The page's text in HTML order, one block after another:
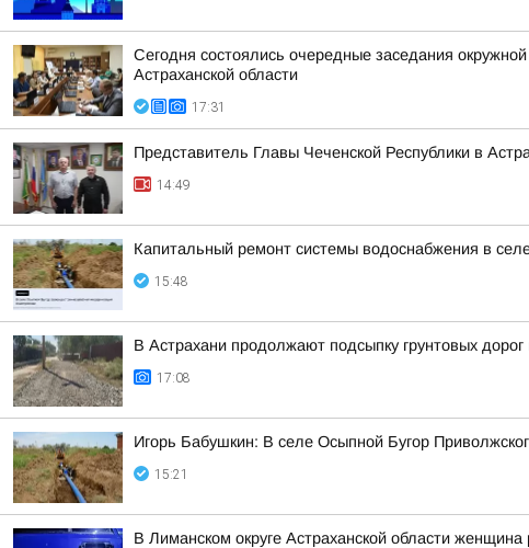
Сегодня состоялись очередные заседания
Астраханской области
17:31
Представитель Главы Чеченской Республики в
14:49
Капитальный ремонт системы водоснабжения в
15:48
В Астрахани продолжают подсыпку грунтовых дорог
17:08
Игорь Бабушкин: В селе Осыпной Бугор
15:21
В Лиманском округе Астраханской области